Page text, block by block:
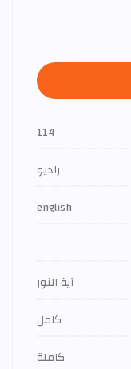
114
راديو
english
آية النور
كامل
كاملة